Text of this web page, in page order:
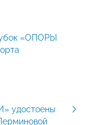
«ОПОРЫ
удостоены